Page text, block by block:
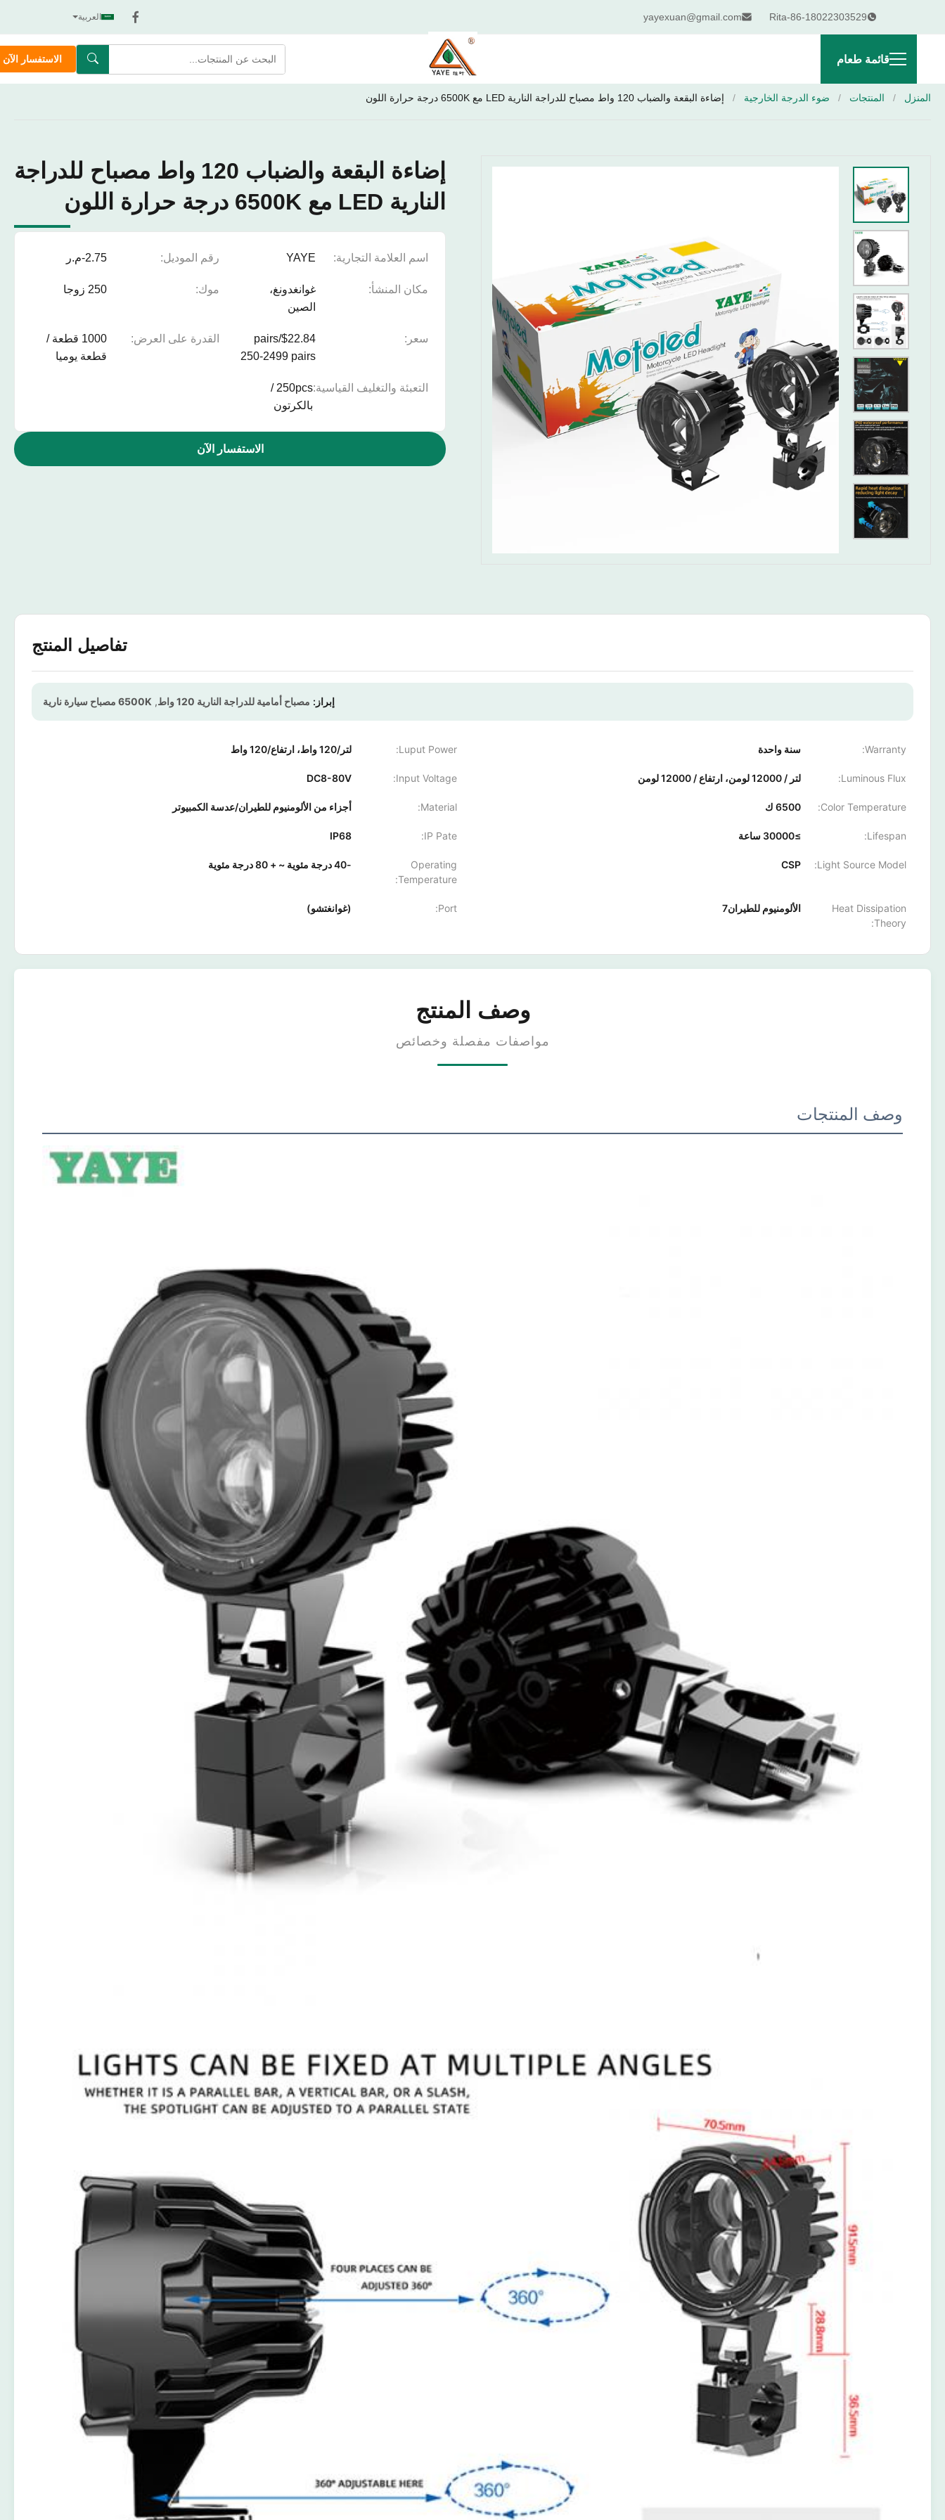
Rita-86-18022303529
yayexuan@gmail.com العربية
قائمة طعام الاستفسار الآن
المنزل / المنتجات / ضوء الدرجة الخارجية / إضاءة البقعة والضباب 120 واط مصباح للدراجة النارية LED مع 6500K درجة حرارة اللون
إضاءة البقعة والضباب 120 واط مصباح للدراجة
النارية LED مع 6500K درجة حرارة اللون
اسم العلامة التجارية: YAYE رقم الموديل: 2.75-م.ر
مكان المنشأ:
غوانغدونغ،
الصين
موك: 250 زوجا
سعر:
$22.84/pairs
250-2499 pairs
القدرة على العرض:
1000 قطعة /
قطعة يوميا
التعبئة والتغليف القياسية:
250pcs /
بالكرتون
الاستفسار الآن
تفاصيل المنتج
إبراز: مصباح أمامية للدراجة النارية 120 واط , 6500K مصباح سيارة نارية
Warranty: سنة واحدة Luput Power: لتر/120 واط، ارتفاع/120 واط
Luminous Flux: لتر / 12000 لومن، ارتفاع / 12000 لومن Input Voltage:
DC8-80V
Color Temperature: 6500 ك Material: أجزاء من الألومنيوم للطيران/عدسة الكمبيوتر
Lifespan: ≥30000 ساعة IP Pate:
IP68
Light Source Model:
CSP
Operating
Temperature:
-40 درجة مئوية ~ + 80 درجة مئوية
Heat Dissipation
Theory:
الألومنيوم للطيران7 Port: (غوانغتشو)
وصف المنتج
مواصفات مفصلة وخصائص
وصف المنتجات